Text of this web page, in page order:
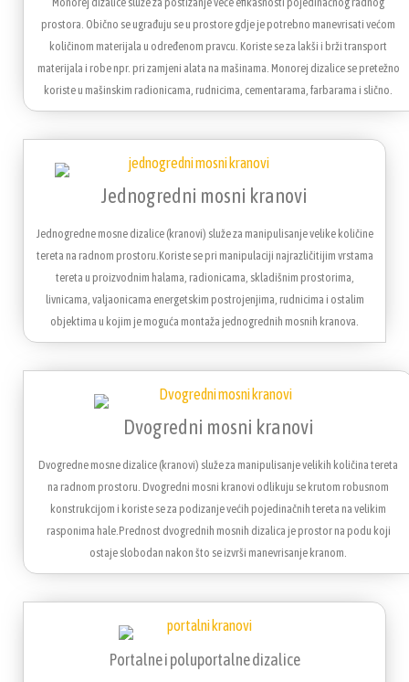
prostora. Obično se ugrađuju se u prostore gdje je potrebno manevrisati većom
količinom materijala u određenom pravcu. Koriste se za lakši i brži transport
materijala i robe npr. pri zamjeni alata na mašinama. Monorej dizalice se pretežno
koriste u mašinskim radionicama, rudnicima, cementarama, farbarama i slično.
Jednogredni mosni kranovi
Jednogredne mosne dizalice (kranovi) služe za manipulisanje velike količine
tereta na radnom prostoru.Koriste se pri manipulaciji najrazličitijim vrstama
tereta u proizvodnim halama, radionicama, skladišnim prostorima,
livnicama, valjaonicama energetskim postrojenjima, rudnicima i ostalim
objektima u kojim je moguća montaža jednogrednih mosnih kranova.
Dvogredni mosni kranovi
Dvogredne mosne dizalice (kranovi) služe za manipulisanje velikih količina tereta
na radnom prostoru. Dvogredni mosni kranovi odlikuju se krutom robusnom
konstrukcijom i koriste se za podizanje većih pojedinačnih tereta na velikim
rasponima hale.Prednost dvogrednih mosnih dizalica je prostor na podu koji
ostaje slobodan nakon što se izvrši manevrisanje kranom.
Portalne i poluportalne dizalice